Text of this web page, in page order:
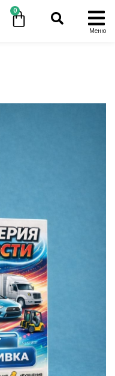
0
Меню